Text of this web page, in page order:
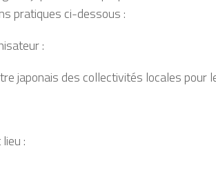
pratiques ci-dessous :
:
japonais des collectivités locales
: